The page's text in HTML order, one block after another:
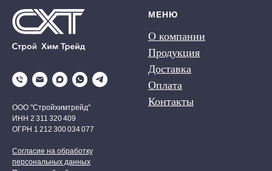
ООО "Стройхимтрейд"
ИНН 2 311 320 409
ОГРН 1 212 300 034 077
Согласие на обработку
персональных данных
МЕНЮ
О компании
Продукция
Доставка
Оплата
Контакты